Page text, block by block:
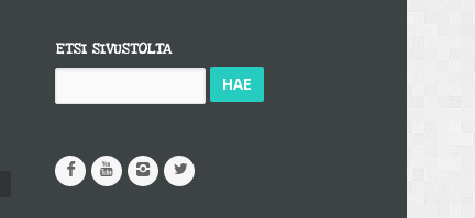
ETSI SIVUSTOLTA